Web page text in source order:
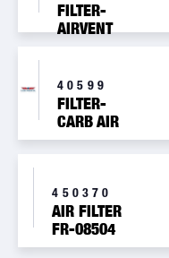
FILTER-
AIRVENT
40599
FILTER-
CARB AIR
INT
450370
AIR FILTER
FR-08504
DIAMOND